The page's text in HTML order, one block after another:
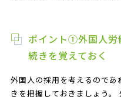
ポイント①外国人労
続きを覚えておく
外国人の採用を考えるので
きを把握しておきましょう